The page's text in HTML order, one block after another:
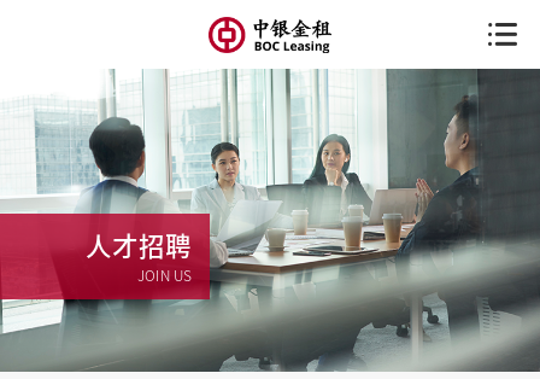
人才招聘
JOIN US